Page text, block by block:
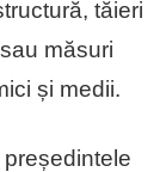
tăieri
măsuri
și medii.